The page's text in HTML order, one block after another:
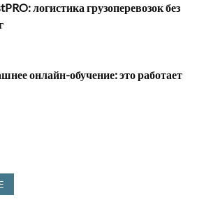
логистика грузоперевозок без
онлайн-обучение: это работает